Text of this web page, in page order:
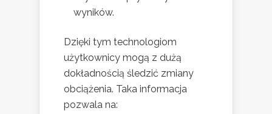
wyników.
Dzięki tym technologiom
użytkownicy mogą z dużą
dokładnością śledzić zmiany
obciążenia. Taka informacja
pozwala na: